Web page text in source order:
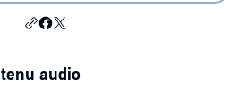
audio